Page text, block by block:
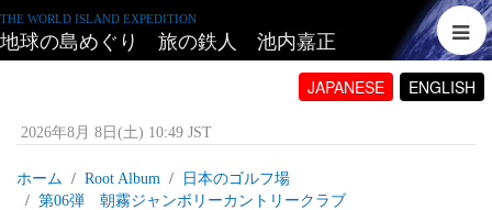
THE WORLD ISLAND EXPEDITION
地球の島めぐり 旅の鉄人 池内嘉正
JAPANESE ENGLISH
2026年8月 8日(土) 10:49 JST
ホーム Root Album
日本のゴルフ場
第06弾 朝霧ジャンボリーカントリークラブ